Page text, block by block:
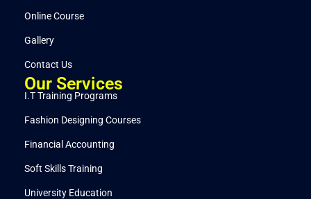
Online Course
Gallery
Contact Us
Our Services
I.T Training Programs
Fashion Designing Courses
Financial Accounting
Soft Skills Training
University Education